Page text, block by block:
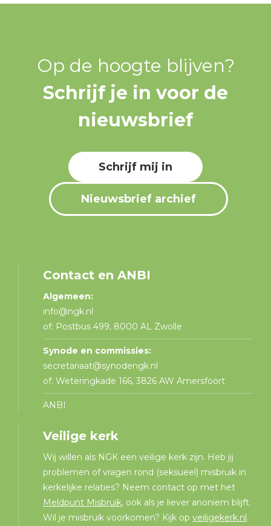
Op de hoogte blijven?
Schrijf je in voor de
nieuwsbrief
Schrijf mij in
Nieuwsbrief archief
Contact en ANBI
Algemeen:
info@ngk.nl
of: Postbus 499, 8000 AL Zwolle
Synode en commissies:
secretariaat@synodengk.nl
of: Weteringkade 166, 3826 AW Amersfoort
ANBI
Veilige kerk
Wij willen als NGK een veilige kerk zijn. Heb jij
problemen of vragen rond (seksueel) misbruik in
kerkelijke relaties? Neem contact op met het
Meldpunt Misbruik, ook als je liever anoniem blijft.
Wil je misbruik voorkomen? Kijk opveiligekerk.nl.